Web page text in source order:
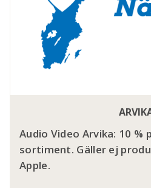
Audio Video Arvika: 10
sortiment. Gäller ej
Apple.